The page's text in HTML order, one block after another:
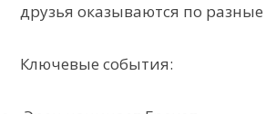
друзья оказываются по
Ключевые события: